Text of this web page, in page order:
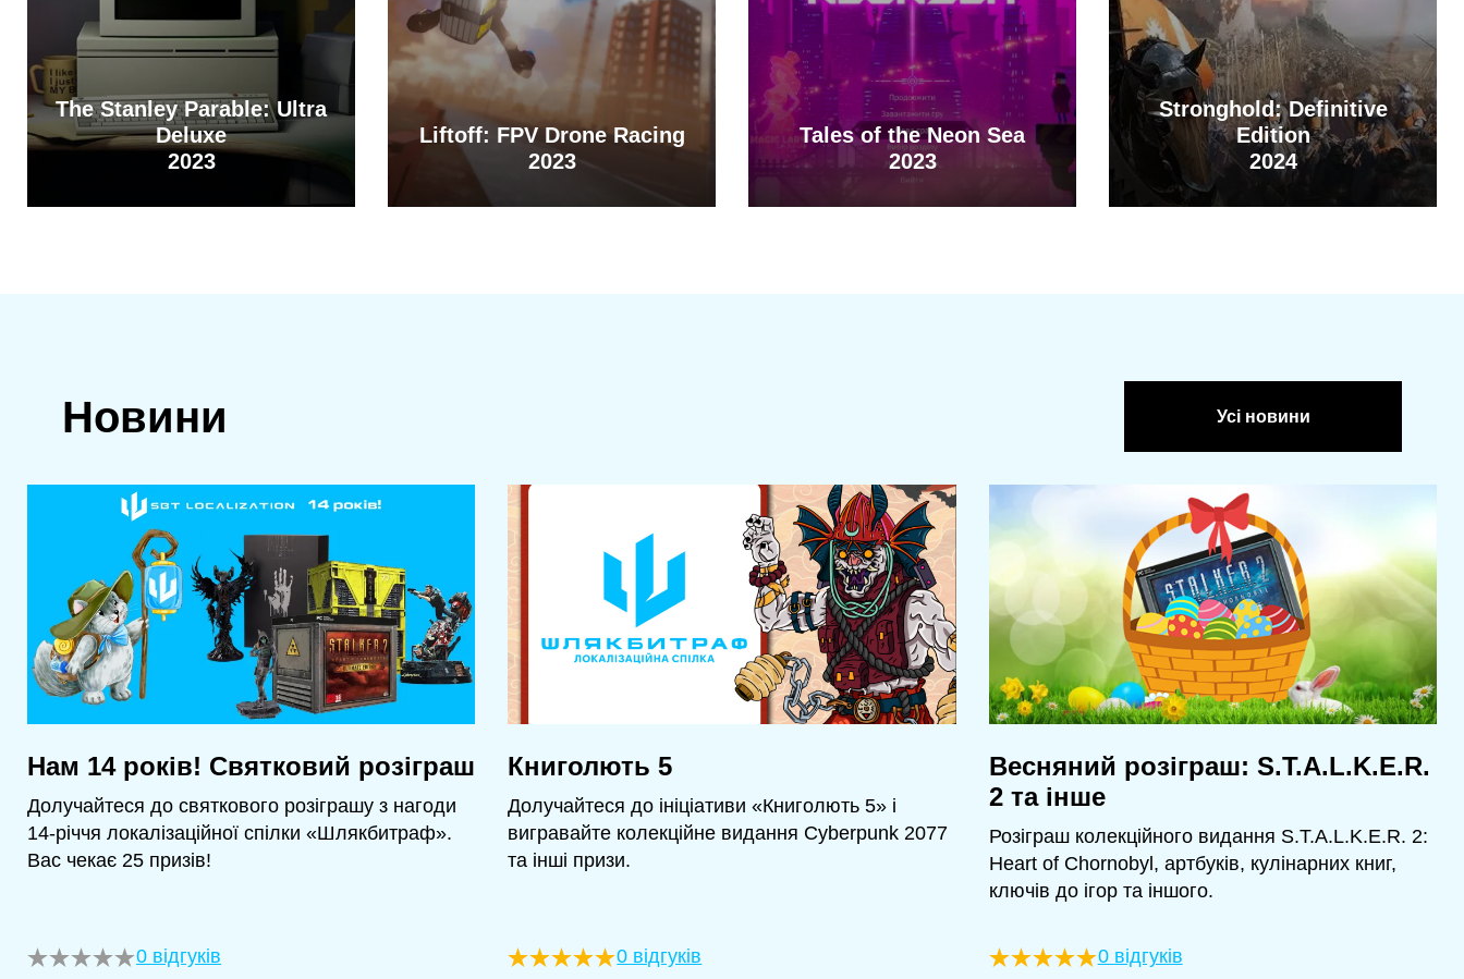
The Stanley Parable: Ultra
Deluxe
2023
Liftoff: FPV Drone Racing
2023
Tales of the Neon Sea
2023
Stronghold: Definitive
Edition
2024
Новини Усі новини
Нам 14 років! Святковий розіграш
Долучайтеся до святкового розіграшу з нагоди
14-річчя локалізаційної спілки «Шлякбитраф».
Вас чекає 25 призів!
0 відгуків
Книголють 5
Долучайтеся до ініціативи «Книголють 5» і
вигравайте колекційне видання Cyberpunk 2077
та інші призи.
0 відгуків
Весняний розіграш: S.T.A.L.K.E.R.
2 та інше
Розіграш колекційного видання S.T.A.L.K.E.R. 2:
Heart of Chornobyl, артбуків, кулінарних книг,
ключів до ігор та іншого.
0 відгуків